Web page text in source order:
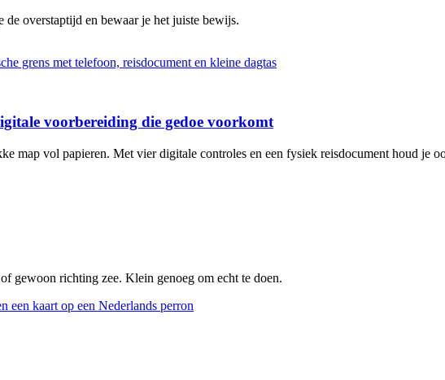
overstaptijd en bewaar je het juiste bewijs.
voorbereiding die gedoe voorkomt
map vol papieren. Met vier digitale controles en een fysiek reisdocument houd je
gewoon richting zee. Klein genoeg om echt te doen.